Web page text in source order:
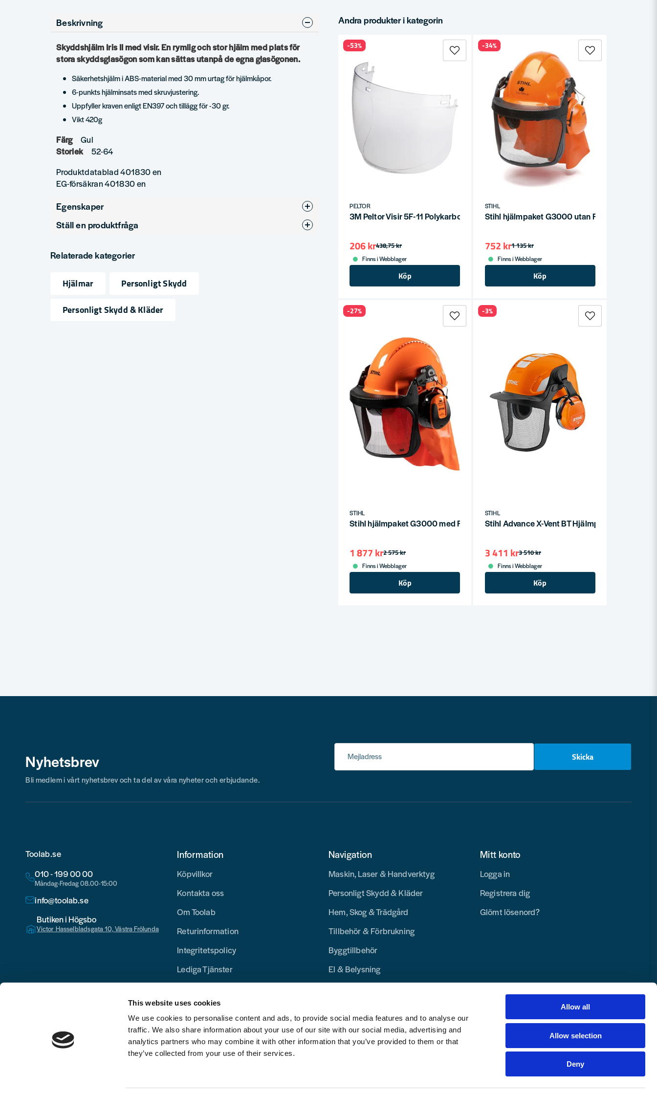
This website uses cookies
We use cookies to personalise content and ads, to provide social media features and to analyse our
traffic. We also share information about your use of our site with our social media, advertising and
analytics partners who may combine it with other information that you’ve provided to them or that
they’ve collected from your use of their services.
Allow all
Allow selection
Deny
Beskrivning
Skyddshjälm Iris II med visir. En rymlig och stor hjälm med plats för
stora skyddsglasögon som kan sättas utanpå de egna glasögonen.
Säkerhetshjälm i ABS-material med 30 mm urtag för hjälmkåpor.
6-punkts hjälminsats med skruvjustering.
Uppfyller kraven enligt EN397 och tillägg för -30 gr.
Vikt 420g
Färg
Gul
Storlek
52-64
Produktdatablad 401830 en
EG-försäkran 401830 en
Egenskaper
Produkttyp Skyddshjälm, Visir, Sågklinga
Ställ en produktfråga
Fråga oss något om denna produkten...
Relaterade kategorier
Hjälmar
Personligt Skydd
Personligt Skydd & Kläder
Andra produkter i kategorin
PELTOR
3M Peltor Visir 5F-11 Polykarbonat Klar
438,75 kr
206 kr
Finns i Webblager
Köp
-53%
STIHL
Stihl hjälmpaket G3000 utan FM-Radio -
1 135 kr
752 kr
Finns i Webblager
Köp
-34%
STIHL
Stihl hjälmpaket G3000 med FM-Radio - Komplett skydd med underhållning
2 575 kr
1 877 kr
Finns i Webblager
Köp
-27%
STIHL
Stihl Advance X-Vent BT Hjälmpaket inkl
3 510 kr
3 411 kr
Finns i Webblager
Köp
-3%
Nyhetsbrev Mejladress Skicka
Bli medlem i vårt nyhetsbrev och ta del av våra nyheter och erbjudande.
Toolab.se
010 - 199 00 00
Måndag-Fredag 08.00-15:00
info@toolab.se
Butiken i Högsbo
Victor Hasselbladsgata 10, Västra Frölunda
Information
Köpvillkor
Kontakta oss
Om Toolab
Returinformation
Integritetspolicy
Lediga Tjänster
Navigation
Maskin, Laser & Handverktyg
Personligt Skydd & Kläder
Hem, Skog & Trädgård
Tillbehör & Förbrukning
Byggtillbehör
El & Belysning
Mitt konto
Logga in
Registrera dig
Glömt lösenord?
Copyright © 2025 Toolab Verktyg AB.